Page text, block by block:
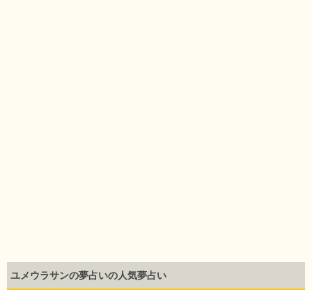
ユメウラサンの夢占いの人気夢占い